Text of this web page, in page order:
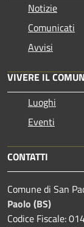
Notizie
Comunicati
Avvisi
VIVERE IL
Luoghi
Eventi
CONTATTI
Comune di San
Paolo (BS)
Codice Fiscale: